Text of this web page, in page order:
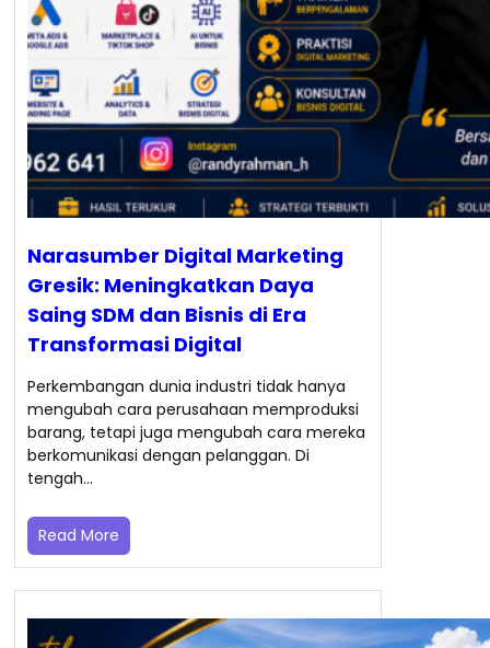
Narasumber Digital Marketing
Gresik: Meningkatkan Daya
Saing SDM dan Bisnis di Era
Transformasi Digital
Perkembangan dunia industri tidak hanya
mengubah cara perusahaan memproduksi
barang, tetapi juga mengubah cara mereka
berkomunikasi dengan pelanggan. Di
tengah…
Read More